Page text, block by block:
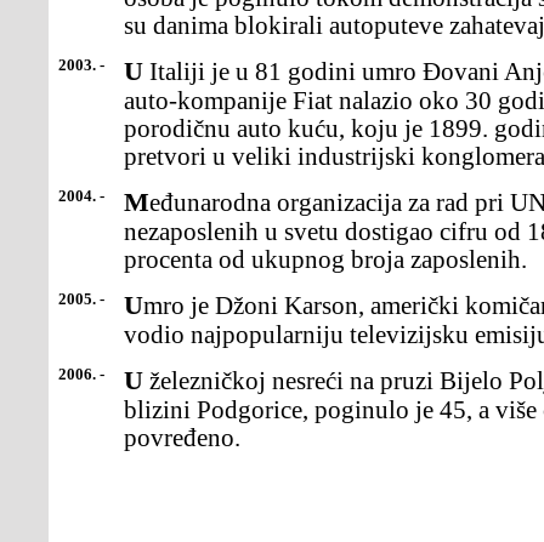
su danima blokirali autoputeve
2003. - U Italiji je u 81 godini umro Đovani Anjeli, koji se na čelu poznate
auto-kompanije Fiat nalazio oko 30
porodičnu auto kuću, koju je 1899.
pretvori u veliki industrijski
2004. - Međunarodna organizacija za rad pri UN je saopštila da je broj
nezaposlenih u svetu dostigao cifru od
procenta od ukupnog broja zaposlenih.
2005. - Umro je Džoni Karson, američki komičar koji je blizu 30 godina
vodio najpopularniju televizijsku
2006. - U železničkoj nesreći na pruzi Bijelo Polje-Bar, kod mesta Bioče, u
blizini Podgorice, poginulo je 45, a
povređeno.